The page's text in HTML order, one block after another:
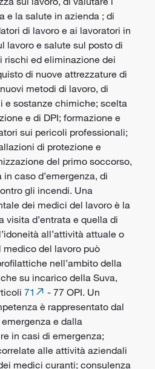
e la salute in azienda ; di
di lavoro e ai lavoratori in
lavoro e salute sul posto di
rischi ed eliminazione dei
di nuove attrezzature di
metodi di lavoro, di
e sostanze chimiche; scelta
e di DPI; formazione e
sui pericoli professionali;
di protezione e
del primo soccorso,
caso d’emergenza, di
gli incendi. Una
dei medici del lavoro è la
visita d’entrata e quella di
all’attività attuale o
medico del lavoro può
nell’ambito della
su incarico della Suva,
71
- 77 OPI. Un
è rappresentato dal
e dalla
in casi di emergenza;
alle attività aziendali
medici curanti; consulenza